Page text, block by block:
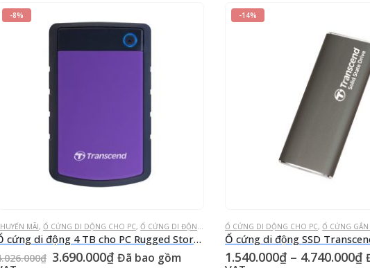
NGOÀI
-8%
MÃI, Ổ CỨNG DI DỘNG CHO PC, Ổ CỨNG DI ĐỘNG STOREJET ,Ổ CỨNG GẮN NGOÀI
Ổ cứng di động 4 TB cho PC Rugged StoreJet® 25H3P Tím USB 3.0
₫ Giá
3.690.000₫Giá
Đã bao gồm
-14%
Ổ CỨNG DI DỘNG CHO PC, Ổ CỨNG
1.540.000₫ – 4.740.000₫